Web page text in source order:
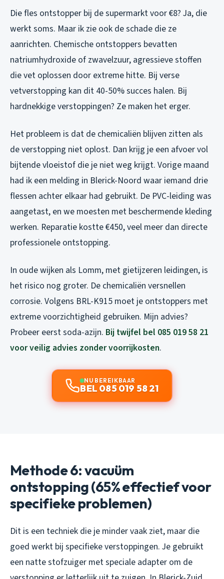
Die fles ontstopper bij de supermarkt voor €8? Ja, die
werkt soms. Maar ik zie ook de schade die ze
aanrichten. Chemische ontstoppers bevatten
natriumhydroxide of zwavelzuur, agressieve stoffen
die vet oplossen door extreme hitte. Bij verse
vetverstopping kan dit 40-50% succes halen. Bij
hardnekkige verstoppingen? Ze maken het erger.
Het probleem is dat de chemicaliën blijven zitten als
de verstopping niet oplost. Dan krijg je een afvoer vol
bijtende vloeistof die je niet weg krijgt. Vorige maand
had ik een melding in Blerick-Noord waar iemand drie
flessen achter elkaar had gebruikt. De PVC-leiding was
aangetast, en we moesten met beschermende kleding
werken. Reparatie kostte €450, veel meer dan directe
professionele ontstopping.
In oude wijken als Lomm, met gietijzeren leidingen, is
het risico nog groter. De chemicaliën versnellen
corrosie. Volgens BRL-K915 moet je ontstoppers met
extreme voorzichtigheid gebruiken. Mijn advies?
Probeer eerst soda-azijn. Bij twijfel bel 085 019 58 21
voor veilig advies zonder voorrijkosten.
NU BEREIKBAAR
BEL 085 019 58 21
Methode 6: vacuüm
ontstopping (65% effectief voor
specifieke problemen)
Dit is een techniek die je minder vaak ziet, maar die
goed werkt bij specifieke verstoppingen. Je gebruikt
een natte stofzuiger met speciale adapter om de